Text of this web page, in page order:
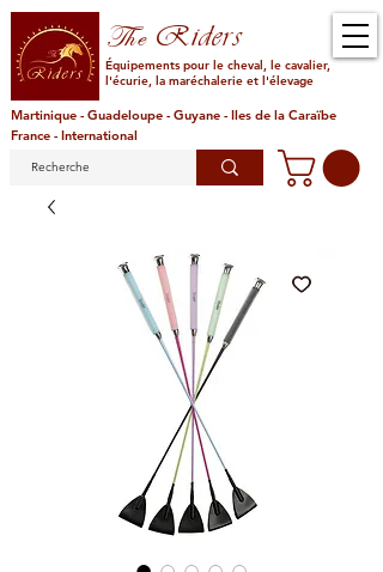
TheRiders
Équipements pour le cheval, le cavalier,
l'écurie, la maréchalerie et l'élevage
Martinique - Guadeloupe - Guyane - Iles de la Caraïbe
France - International